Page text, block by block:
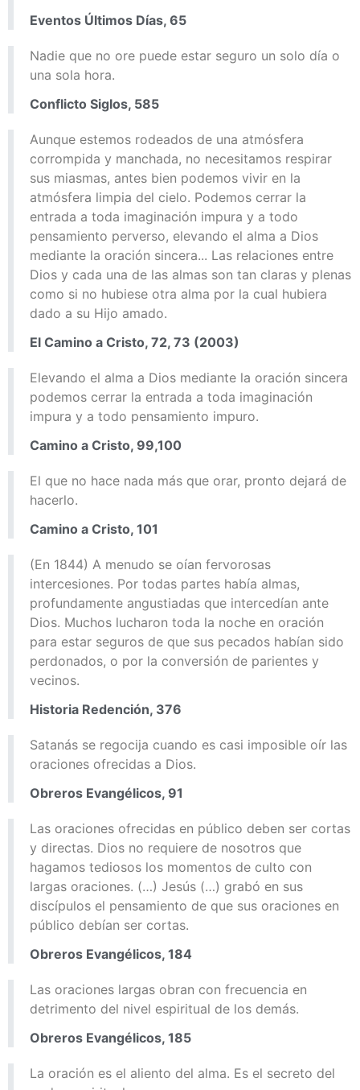
Eventos Últimos Días, 65
Nadie que no ore puede estar seguro un solo día o
una sola hora.
Conflicto Siglos, 585
Aunque estemos rodeados de una atmósfera
corrompida y manchada, no necesitamos respirar
sus miasmas, antes bien podemos vivir en la
atmósfera limpia del cielo. Podemos cerrar la
entrada a toda imaginación impura y a todo
pensamiento perverso, elevando el alma a Dios
mediante la oración sincera... Las relaciones entre
Dios y cada una de las almas son tan claras y plenas
como si no hubiese otra alma por la cual hubiera
dado a su Hijo amado.
El Camino a Cristo, 72, 73 (2003)
Elevando el alma a Dios mediante la oración sincera
podemos cerrar la entrada a toda imaginación
impura y a todo pensamiento impuro.
Camino a Cristo, 99,100
El que no hace nada más que orar, pronto dejará de
hacerlo.
Camino a Cristo, 101
(En 1844) A menudo se oían fervorosas
intercesiones. Por todas partes había almas,
profundamente angustiadas que intercedían ante
Dios. Muchos lucharon toda la noche en oración
para estar seguros de que sus pecados habían sido
perdonados, o por la conversión de parientes y
vecinos.
Historia Redención, 376
Satanás se regocija cuando es casi imposible oír las
oraciones ofrecidas a Dios.
Obreros Evangélicos, 91
Las oraciones ofrecidas en público deben ser cortas
y directas. Dios no requiere de nosotros que
hagamos tediosos los momentos de culto con
largas oraciones. (…) Jesús (…) grabó en sus
discípulos el pensamiento de que sus oraciones en
público debían ser cortas.
Obreros Evangélicos, 184
Las oraciones largas obran con frecuencia en
detrimento del nivel espiritual de los demás.
Obreros Evangélicos, 185
La oración es el aliento del alma. Es el secreto del